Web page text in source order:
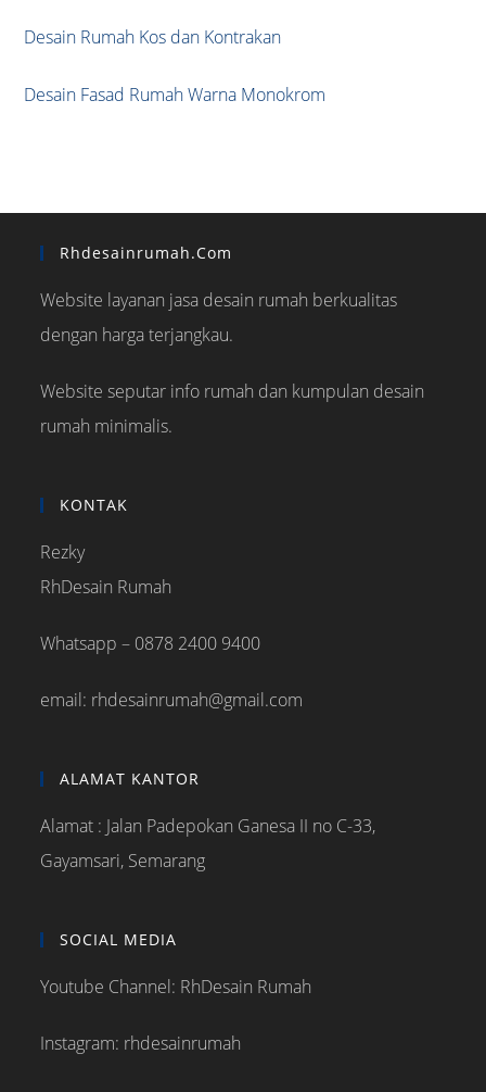
Desain Rumah Kos dan Kontrakan
Desain Fasad Rumah Warna Monokrom
Rhdesainrumah.com
Website layanan jasa desain rumah berkualitas
dengan harga terjangkau.
Website seputar info rumah dan kumpulan desain
rumah minimalis.
KONTAK
Rezky
RhDesain Rumah
Whatsapp – 0878 2400 9400
email: rhdesainrumah@gmail.com
ALAMAT KANTOR
Alamat : Jalan Padepokan Ganesa II no C-33,
Gayamsari, Semarang
SOCIAL MEDIA
Youtube Channel: RhDesain Rumah
Instagram: rhdesainrumah